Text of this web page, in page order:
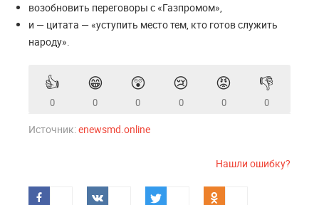
возобновить переговоры с «Газпромом»,
и — цитата — «уступить место тем, кто готов служить
народу».
👍
0
😁
0
😲
0
😢
0
😡
0
👎
0
Источник:enewsmd.online
Нашли ошибку?